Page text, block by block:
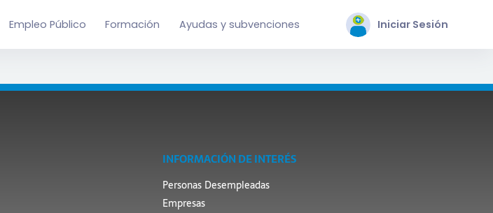
Empleo Público Formación Ayudas y subvenciones Iniciar Sesión
INFORMACIÓN DE INTERÉS
Personas Desempleadas
Empresas